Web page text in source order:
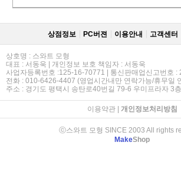
상점정보 PC버젼 이용안내 고객센터
상호명 : 스와트 모형
대표 : 서동욱 | 개인정보 보호 책임자 : 서동욱
사업자등록번호 :125-16-70771 | 통신판매업신고번호 :
전화 : 010-6426-4407 (영업시간내만 연락가능/휴무일
주소 : 경기도 평택시 송탄로40번길 79-6 우미프라자 3
이용약관| 개인정보처리방침
ⓒ스와트 모형 SINCE 2003 All rights
MakeShop